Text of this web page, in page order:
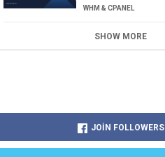
WHM & CPANEL
SHOW MORE
JOIN FOLLOWERS